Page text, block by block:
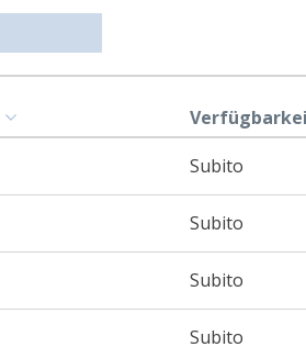
Subito
Subito
Subito
Subito